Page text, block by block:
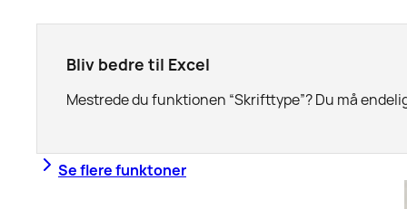
Bliv bedre til Excel
Mestrede du funktionen “Skrifttype”? Du må
Se flere funktoner